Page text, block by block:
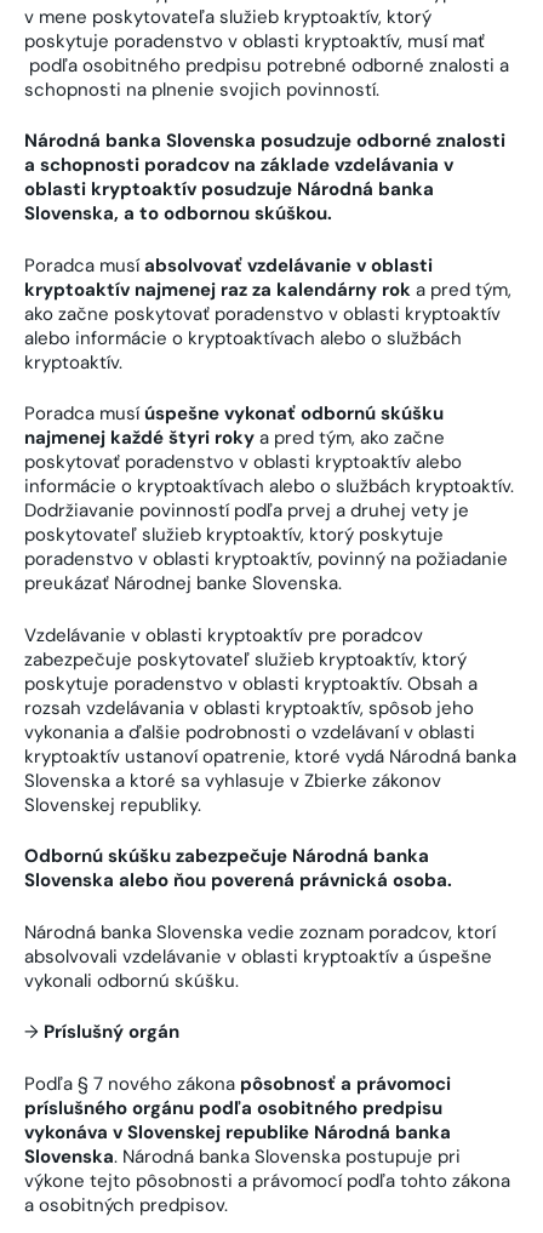
v mene poskytovateľa služieb kryptoaktív, ktorý
poskytuje poradenstvo v oblasti kryptoaktív, musí mať
podľa osobitného predpisu potrebné odborné znalosti a
schopnosti na plnenie svojich povinností.
Národná banka Slovenska posudzuje odborné znalosti
a schopnosti poradcov na základe vzdelávania v
oblasti kryptoaktív posudzuje Národná banka
Slovenska, a to odbornou skúškou.
Poradca musíabsolvovať vzdelávanie v oblasti
kryptoaktív najmenej raz za kalendárny rok a pred tým,
ako začne poskytovať poradenstvo v oblasti kryptoaktív
alebo informácie o kryptoaktívach alebo o službách
kryptoaktív.
Poradca musí úspešne vykonať odbornú skúšku
najmenej každé štyri roky a pred tým, ako začne
poskytovať poradenstvo v oblasti kryptoaktív alebo
informácie o kryptoaktívach alebo o službách kryptoaktív.
Dodržiavanie povinností podľa prvej a druhej vety je
poskytovateľ služieb kryptoaktív, ktorý poskytuje
poradenstvo v oblasti kryptoaktív, povinný na požiadanie
preukázať Národnej banke Slovenska.
Vzdelávanie v oblasti kryptoaktív pre poradcov
zabezpečuje poskytovateľ služieb kryptoaktív, ktorý
poskytuje poradenstvo v oblasti kryptoaktív. Obsah a
rozsah vzdelávania v oblasti kryptoaktív, spôsob jeho
vykonania a ďalšie podrobnosti o vzdelávaní v oblasti
kryptoaktív ustanoví opatrenie, ktoré vydá Národná banka
Slovenska a ktoré sa vyhlasuje v Zbierke zákonov
Slovenskej republiky.
Odbornú skúšku zabezpečuje Národná banka
Slovenska alebo ňou poverená právnická osoba.
Národná banka Slovenska vedie zoznam poradcov, ktorí
absolvovali vzdelávanie v oblasti kryptoaktív a úspešne
vykonali odbornú skúšku.
→ Príslušný orgán
Podľa § 7 nového zákona pôsobnosť a právomoci
príslušného orgánu podľa osobitného predpisu
vykonáva v Slovenskej republike Národná banka
Slovenska. Národná banka Slovenska postupuje pri
výkone tejto pôsobnosti a právomocí podľa tohto zákona
a osobitných predpisov.